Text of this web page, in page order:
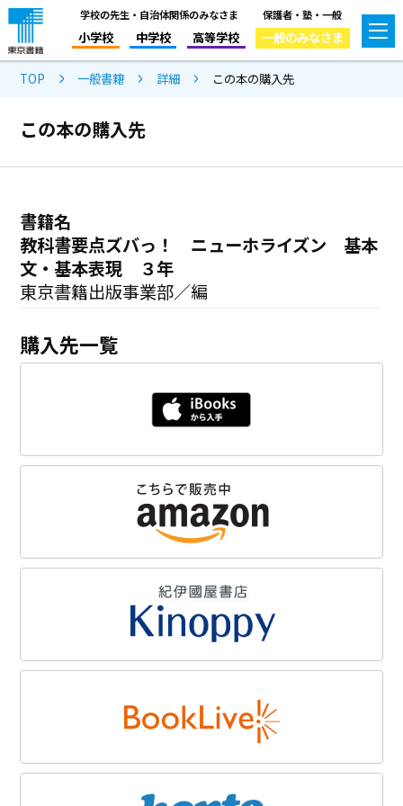
学校の先生・自治体関係のみなさま
小学校 中学校 高等学校
保護者・塾・一般
一般のみなさま
TOP 一般書籍 詳細 この本の購入先
この本の購入先
書籍名
教科書要点ズバっ！ ニューホライズン 基本
文・基本表現 ３年
東京書籍出版事業部／編
購入先一覧